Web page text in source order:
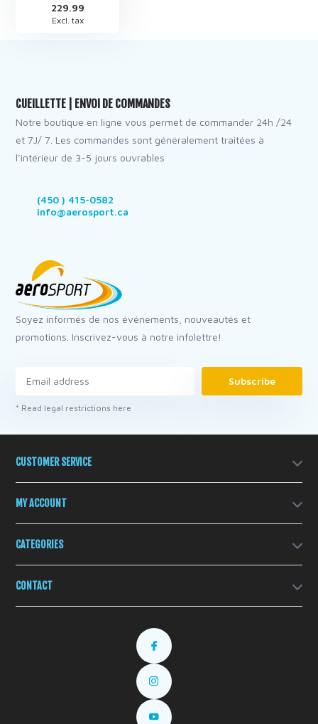
229.99
Excl. tax
CUEILLETTE | ENVOI DE COMMANDES
Notre boutique en ligne vous permet de commander 24h /24
et 7J/ 7. Les commandes sont généralement traitées à
l’intérieur de 3-5 jours ouvrables
(450 ) 415-0582
info@aerosport.ca
Soyez informés de nos événements, nouveautés et
promotions. Inscrivez-vous à notre infolettre!
Subscribe
* Read legal restrictions here
CUSTOMER SERVICE
MY ACCOUNT
CATEGORIES
CONTACT